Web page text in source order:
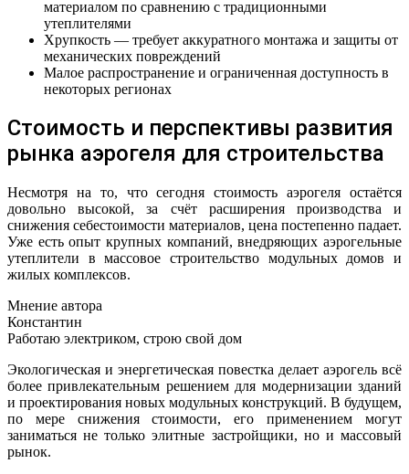
материалом по сравнению с традиционными
утеплителями
Хрупкость — требует аккуратного монтажа и защиты от
механических повреждений
Малое распространение и ограниченная доступность в
некоторых регионах
Стоимость и перспективы развития
рынка аэрогеля для строительства
Несмотря на то, что сегодня стоимость аэрогеля остаётся
довольно высокой, за счёт расширения производства и
снижения себестоимости материалов, цена постепенно падает.
Уже есть опыт крупных компаний, внедряющих аэрогельные
утеплители в массовое строительство модульных домов и
жилых комплексов.
Мнение автора
Константин
Работаю электриком, строю свой дом
Экологическая и энергетическая повестка делает аэрогель всё
более привлекательным решением для модернизации зданий
и проектирования новых модульных конструкций. В будущем,
по мере снижения стоимости, его применением могут
заниматься не только элитные застройщики, но и массовый
рынок.